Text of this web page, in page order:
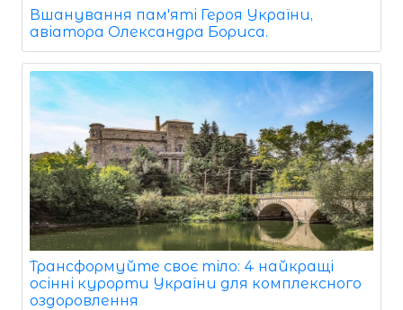
Вшанування пам'яті Героя України,
авіатора Олександра Бориса.
Трансформуйте своє тіло: 4 найкращі
осінні курорти України для комплексного
оздоровлення